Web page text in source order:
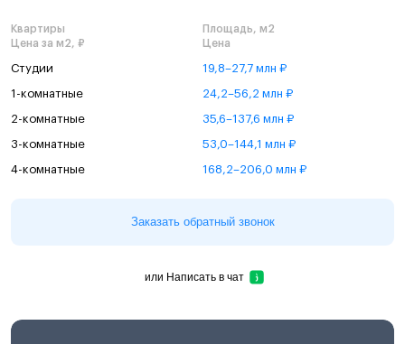
Квартиры
Площадь, м2
Цена за м2, ₽
Цена
Студии 19,8–27,7 млн ₽
1-комнатные 24,2–56,2 млн ₽
2-комнатные 35,6–137,6 млн ₽
3-комнатные 53,0–144,1 млн ₽
4-комнатные 168,2–206,0 млн ₽
Заказать обратный звонок
или Написать в чат